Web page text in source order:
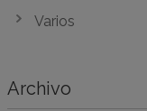
Varios
Archivo